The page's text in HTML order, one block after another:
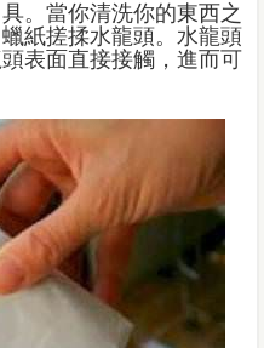
。當你清洗你的東西之
紙搓揉水龍頭。水龍頭
表面直接接觸，進而可